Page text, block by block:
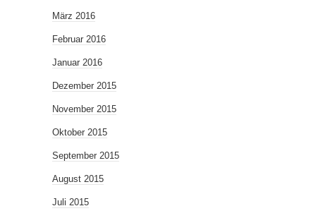
März 2016
Februar 2016
Januar 2016
Dezember 2015
November 2015
Oktober 2015
September 2015
August 2015
Juli 2015